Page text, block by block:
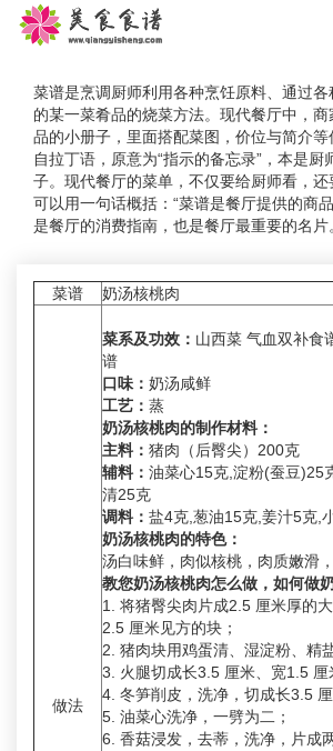
菜谱是烹调厨师利用各种烹饪原料、通过各
的某一菜肴品的烧菜方法。现代餐厅中，
品的小册子，里面搭配菜图，价位与简介等
自拉丁语，原意为“指示的备忘录”，本是厨
子。现代餐厅的菜单，不仅要给厨师看，
可以用一句话概括：“菜谱是餐厅提供的商
是餐厅的消费指南，也是餐厅最重要的名片
菜谱 奶汤核桃肉
做法
菜系及功效： 山西菜 气血双补食
谱
口味： 奶汤咸鲜
工艺： 蒸
奶汤核桃肉的制作材料：
主料： 猪肉（后臀尖）200克
辅料： 油菜心15克,淀粉(蚕豆)25
清25克
调料： 盐4克,葱油15克,姜汁5克,
奶汤核桃肉的特色：
汤白味鲜，肉似核桃，肉质嫩滑，
教您奶汤核桃肉怎么做，如何做
1. 将猪臀尖肉片成2.5 厘米厚的
2.5 厘米见方的块；
2. 猪肉块用鸡蛋清、湿淀粉、精
3. 火腿切成长3.5 厘米、宽1.5 厘
4. 冬笋削皮，洗净，切成长3.5
5. 油菜心洗净，一劈为二；
6. 香菇浸发，去蒂，洗净，片成